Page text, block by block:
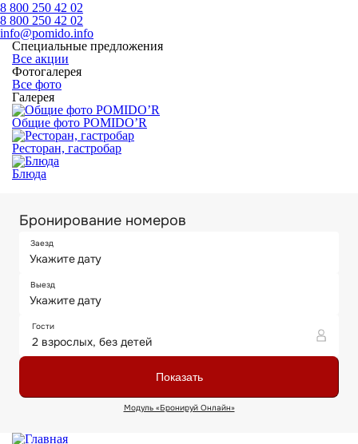
8 800 250 42 02
8 800 250 42 02
info@pomido.info
Специальные предложения
Все акции
Фотогалерея
Все фото
Галерея
Общие фото POMIDO’R
Ресторан, гастробар
Блюда